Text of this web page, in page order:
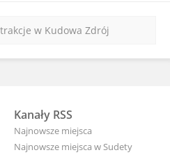
w Kudowa Zdrój
Kanały RSS
Najnowsze miejsca
Najnowsze miejsca w Sudety